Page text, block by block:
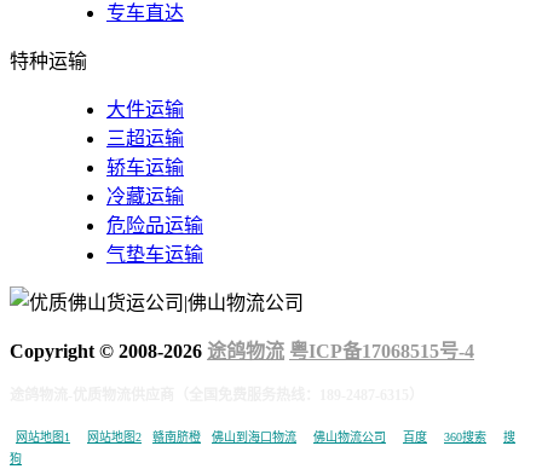
专车直达
特种运输
大件运输
三超运输
轿车运输
冷藏运输
危险品运输
气垫车运输
Copyright © 2008-2026 途鸽物流 粤ICP备17068515号-4
网站地图1 网站地图2 赣南脐橙 佛山到海口物流 佛山物流公司 百度 360搜索
搜
狗